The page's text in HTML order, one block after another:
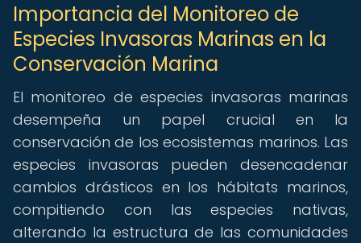
Importancia del Monitoreo de
Especies Invasoras Marinas en la
Conservación Marina
El monitoreo de especies invasoras marinas
desempeña un papel crucial en la
conservación de los ecosistemas marinos. Las
especies invasoras pueden desencadenar
cambios drásticos en los hábitats marinos,
compitiendo con las especies nativas,
alterando la estructura de las comunidades